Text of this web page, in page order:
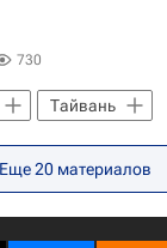
730
Тайвань
на Тайване
Еще20 материалов